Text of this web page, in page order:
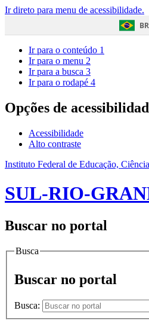
Ir direto para menu de acessibilidade.
Ir para o conteúdo 1
Ir para o menu 2
Ir para a busca 3
Ir para o rodapé 4
Opções de
Acessibilidade
Alto contraste
Instituto Federal de Educação,
SUL-RIO-
Buscar no portal
Busca
Buscar no portal
Busca: